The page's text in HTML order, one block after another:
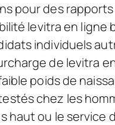
pour des
levitra en
individuels
de levitra
poids de
chez les
haut ou le service